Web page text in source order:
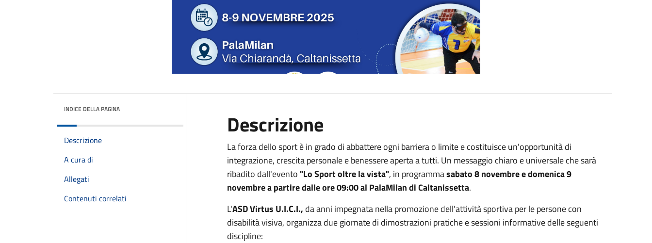
INDICE DELLA PAGINA
Descrizione
A cura di
Allegati
Contenuti correlati
Descrizione
La forza dello sport è in grado di abbattere ogni barriera o limite e costituisce un'opportunità di
integrazione, crescita personale e benessere aperta a tutti. Un messaggio chiaro e universale che sarà
ribadito dall'evento "Lo Sport oltre la vista", in programmasabato 8 novembre e domenica 9
novembre a partire dalle ore 09:00 al PalaMilan di Caltanissetta.
L'ASD Virtus U.I.C.I., da anni impegnata nella promozione dell'attività sportiva per le persone con
disabilità visiva, organizza due giornate di dimostrazioni pratiche e sessioni informative delle seguenti
discipline: